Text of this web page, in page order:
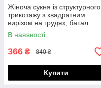
Жіноча сукня із структурного
трикотажу з квадратним
вирізом на грудях, батал
великі розміри
В наявності
366 ₴ 840 ₴
Купити